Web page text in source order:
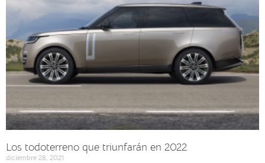
Los todoterreno que triunfarán en 2022
diciembre 28, 2021